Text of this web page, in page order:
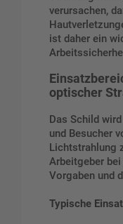
verursachen,
ist daher ein
optischer
Das Schild
und Besucher
Lichtstrahlung
Arbeitgeber
Vorgaben und
Typische